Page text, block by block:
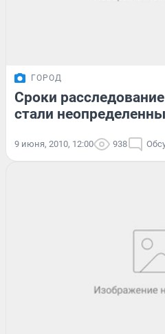
ГОРОД
Сроки
стали
9 июня, 2010, 12:00 938